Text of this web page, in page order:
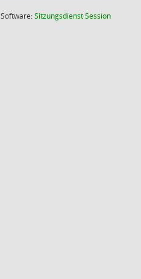
Software:SitzungsdienstSession(Wird in